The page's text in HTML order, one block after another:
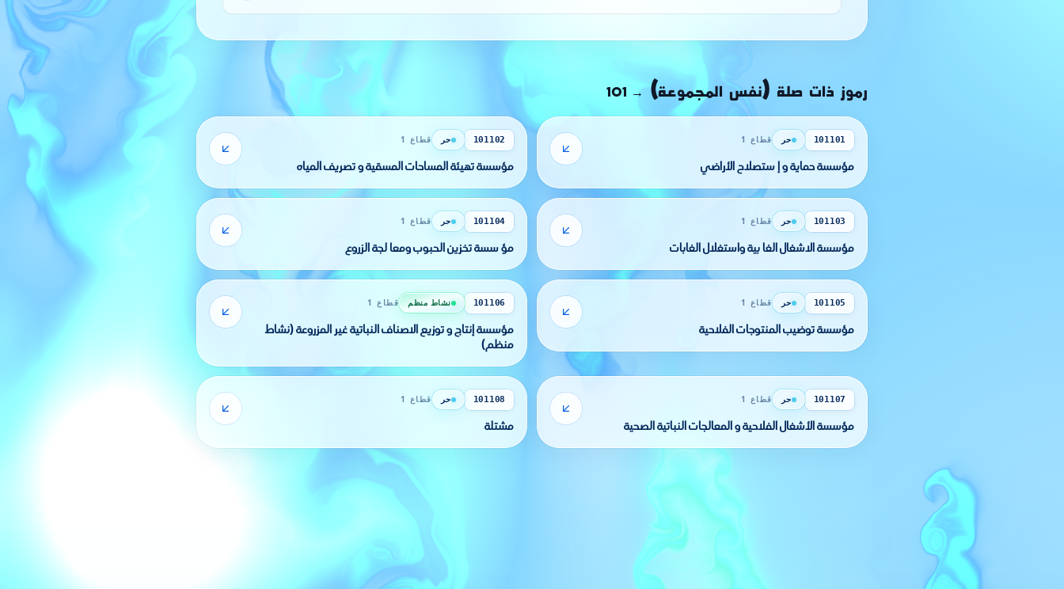
رموز ذات صلة (نفس المجموعة) →
101
101101 حر قطاع 1
مؤسسة حماية و إ ستصلاح الأراضي
101102 حر قطاع 1
مؤسسة تهيئة المساحات المسقية و تصريف المياه
101103 حر قطاع 1
مؤسسة الاشغال الغا بية واستغلال الغابات
101104 حر قطاع 1
مؤ سسة تخزين الحبوب ومعا لجة الزروع
101105 حر قطاع 1
مؤسسة توضيب المنتوجات الفلاحية
101106 نشاط منظم قطاع 1
مؤسسة إنتاج و توزيع الاصناف النباتية غير المزروعة (نشاط
منظم)
101107 حر قطاع 1
مؤسسة الأشغال الفلاحية و المعالجات النباتية الصحية
101108 حر قطاع 1
مشتلة